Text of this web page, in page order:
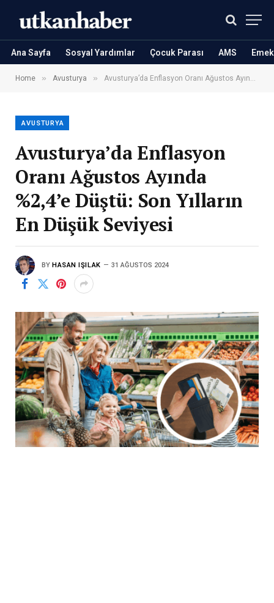
Ana Sayfa Sosyal Yardımlar Çocuk Parası AMS
Home » Avusturya » Avusturya’da Enflasyon Oranı Ağustos Ayında %2,4’e Düştü: Son Yılların En Düşük Seviyesi
AVUSTURYA
Avusturya’da Enflasyon
Oranı Ağustos Ayında
%2,4’e Düştü: Son Yılların
En Düşük Seviyesi
BY HASAN IŞILAK 31 AĞUSTOS 2024